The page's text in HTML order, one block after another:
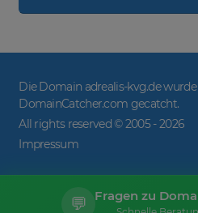
Die Domain adrealis-kvg.de
DomainCatcher.com gecatcht.
All rights reserved © 2005 -2026
Impressum
💬 Fragen zu